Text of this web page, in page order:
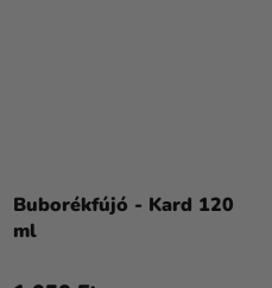
Buborékfújó - Kard 120
ml